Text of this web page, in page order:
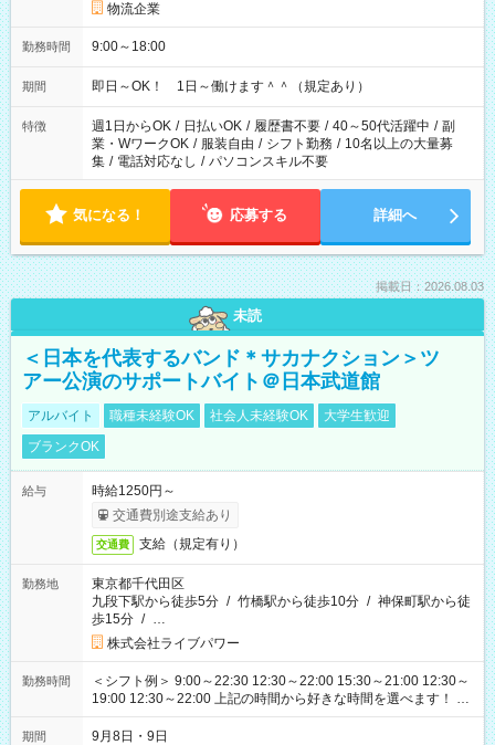
物流企業
勤務時間 9:00～18:00
期間 即日～OK！ 1日～働けます＾＾（規定あり）
特徴 週1日からOK / 日払いOK / 履歴書不要 / 40～50代活躍中 / 副
業・WワークOK / 服装自由 / シフト勤務 / 10名以上の大量募
集 / 電話対応なし / パソコンスキル不要
気になる！ 応募する 詳細へ
掲載日：2026.08.03
未読
＜日本を代表するバンド＊サカナクション＞ツ
アー公演のサポートバイト＠日本武道館
アルバイト 職種未経験OK 社会人未経験OK
大学生歓迎
ブランクOK
給与
時給1250円～
交通費別途支給あり
交通費 支給（規定有り）
勤務地
東京都千代田区
九段下駅から徒歩5分 / 竹橋駅から徒歩10分 / 神保町駅から徒
歩15分 / …
株式会社ライブパワー
勤務時間
＜シフト例＞ 9:00～22:30 12:30～22:00 15:30～21:00 12:30～
19:00 12:30～22:00 上記の時間から好きな時間を選べます！ ※
時間は変更となる可能性があります
期間 9月8日・9日